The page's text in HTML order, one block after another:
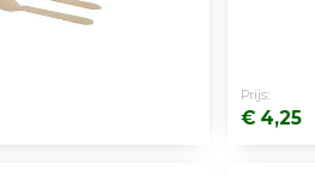
Prijs:
€ 4,25